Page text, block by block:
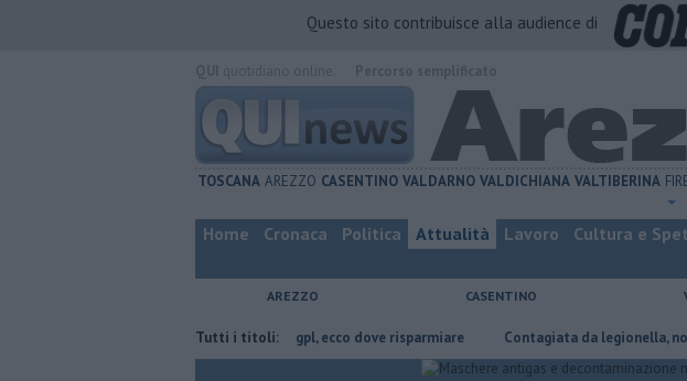
Questo sito contribuisce alla audience di
TOSCANA AREZZO CASENTINO VALDARNO VALDICHIANA VALTIBERINA
Home Cronaca Politica Attualità Lavoro Cultura e
AREZZO CASENTINO
Tutti i titoli:
​Benzina, gasolio, gpl, ecco dove risparmiare Contagiata da legionella, non ce